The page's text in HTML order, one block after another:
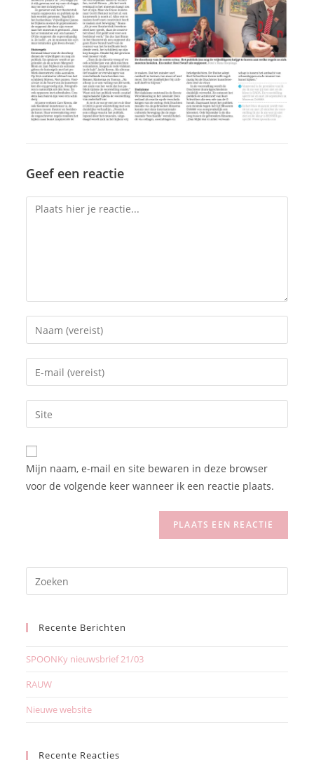
Geef een reactie
Mijn naam, e-mail en site bewaren in deze browser
voor de volgende keer wanneer ik een reactie plaats.
Recente Berichten
SPOONKy nieuwsbrief 21/03
RAUW
Nieuwe website
Recente Reacties